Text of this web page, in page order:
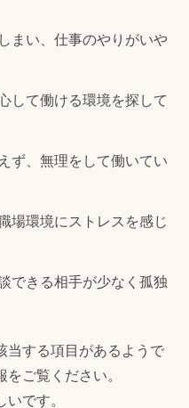
まい、仕事のやりがいや
して働ける環境を探して
ず、無理をして働いてい
場環境にストレスを感じ
できる相手が少なく孤独
当する項目があるようで
ご覧ください。
です。